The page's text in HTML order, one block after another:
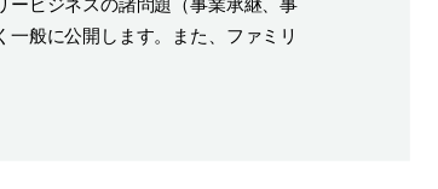
ービジネスの諸問題（事業承継、事
般に公開します。また、ファミリ